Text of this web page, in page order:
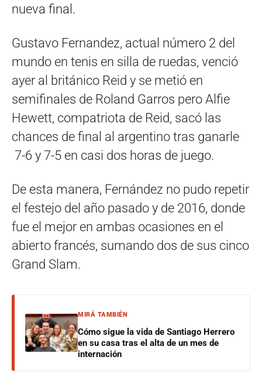
nueva final.
Gustavo Fernandez, actual número 2 del
mundo en tenis en silla de ruedas, venció
ayer al británico Reid y se metió en
semifinales de Roland Garros pero Alfie
Hewett, compatriota de Reid, sacó las
chances de final al argentino tras ganarle
7-6 y 7-5 en casi dos horas de juego.
De esta manera, Fernández no pudo repetir
el festejo del año pasado y de 2016, donde
fue el mejor en ambas ocasiones en el
abierto francés, sumando dos de sus cinco
Grand Slam.
MIRÁ TAMBIÉN
Cómo sigue la vida de Santiago Herrero
en su casa tras el alta de un mes de
internación